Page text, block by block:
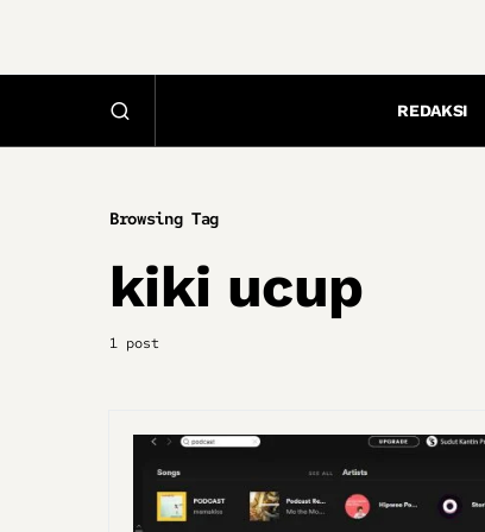
REDAKSI
Browsing Tag
kiki ucup
1 post